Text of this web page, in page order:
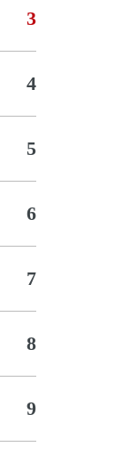
3
4
5
6
7
8
9